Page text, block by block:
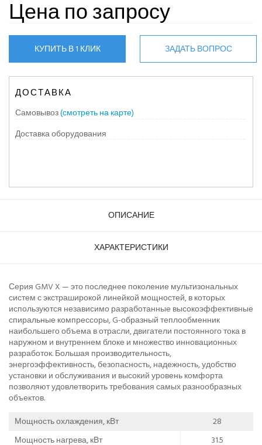
Цена по запросу
КУПИТЬ В 1 КЛИК ЗАДАТЬ ВОПРОС
ДОСТАВКА
Самовывоз(смотреть на карте)
Доставка оборудования
ОПИСАНИЕ
ХАРАКТЕРИСТИКИ
Серия GMV X — это последнее поколение мультизональных
систем с экстраширокой линейкой мощностей, в которых
используются независимо разработанные высокоэффективные
спиральные компрессоры, G-образный теплообменник
наибольшего объема в отрасли, двигатели постоянного тока в
наружном и внутреннем блоке и множество инновационных
разработок. Большая производительность,
энергоэффективность, безопасность, надежность, удобство
установки и обслуживания и высокий уровень комфорта
позволяют удовлетворить требования самых разнообразных
объектов.
Мощность охлаждения, кВт
28
Мощность нагрева, кВт
31.5